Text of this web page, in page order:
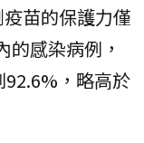
苗的保護力僅
感染病例，
，略高於